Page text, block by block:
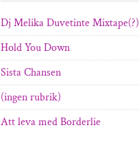
Dj Melika Duvetinte Mixtape(?)
Hold You Down
Sista Chansen
(ingen rubrik)
Att leva med Borderlie